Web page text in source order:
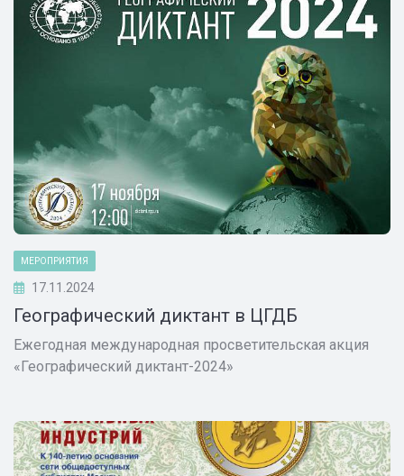
МЕРОПРИЯТИЯ
17.11.2024
Географический диктант в ЦГДБ
Ежегодная международная просветительская акция
«Географический диктант-2024»